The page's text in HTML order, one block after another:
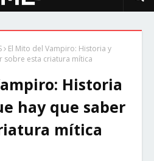
El Mito del Vampiro: Historia y
sobre esta criatura mítica
Historia
hay que saber
mítica